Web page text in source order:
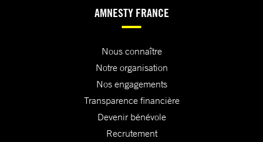
AMNESTY FRANCE
Nous connaître
Notre organisation
Nos engagements
Transparence financière
Devenir bénévole
Recrutement